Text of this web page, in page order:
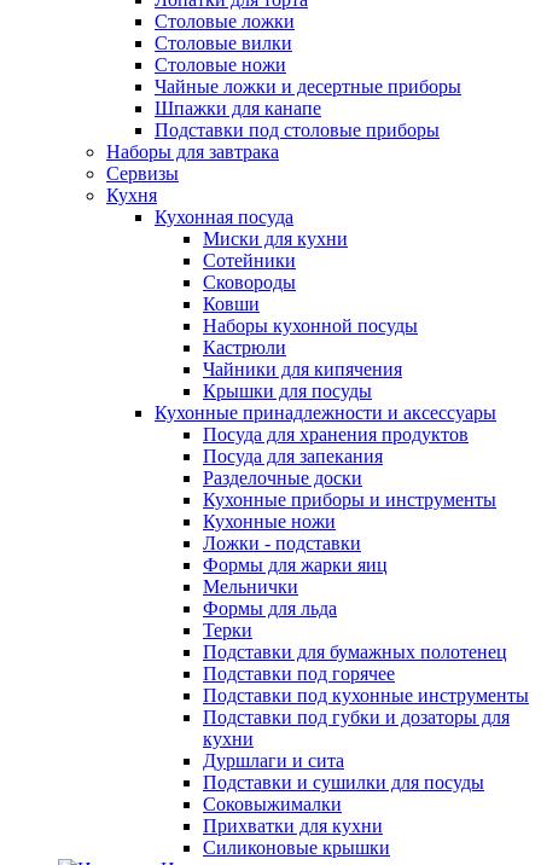
Столовые ложки
Столовые вилки
Столовые ножи
Чайные ложки и десертные приборы
Шпажки для канапе
Подставки под столовые приборы
Наборы для завтрака
Сервизы
Кухня
Кухонная посуда
Миски для кухни
Сотейники
Сковороды
Ковши
Наборы кухонной посуды
Кастрюли
Чайники для кипячения
Крышки для посуды
Кухонные принадлежности и аксессуары
Посуда для хранения продуктов
Посуда для запекания
Разделочные доски
Кухонные приборы и инструменты
Кухонные ножи
Ложки - подставки
Формы для жарки яиц
Мельнички
Формы для льда
Терки
Подставки для бумажных полотенец
Подставки под горячее
Подставки под кухонные инструменты
Подставки под губки и дозаторы для
кухни
Дуршлаги и сита
Подставки и сушилки для посуды
Соковыжималки
Прихватки для кухни
Силиконовые крышки